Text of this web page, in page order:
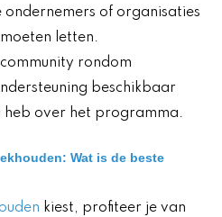
of organisaties
letten.
rondom
beschikbaar
heb over het programma.
Wat is de beste
kiest, profiteer je van